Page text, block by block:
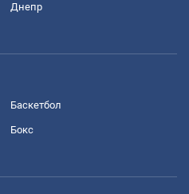
Днепр
Баскетбол
Бокс